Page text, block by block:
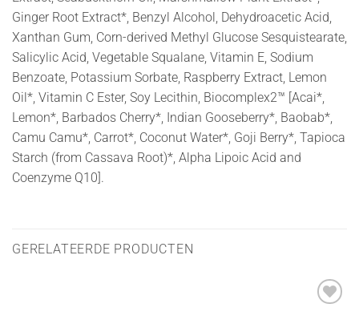
Ginger Root Extract*, Benzyl Alcohol, Dehydroacetic Acid,
Xanthan Gum, Corn-derived Methyl Glucose Sesquistearate,
Salicylic Acid, Vegetable Squalane, Vitamin E, Sodium
Benzoate, Potassium Sorbate, Raspberry Extract, Lemon
Oil*, Vitamin C Ester, Soy Lecithin, Biocomplex2™ [Acai*,
Lemon*, Barbados Cherry*, Indian Gooseberry*, Baobab*,
Camu Camu*, Carrot*, Coconut Water*, Goji Berry*, Tapioca
Starch (from Cassava Root)*, Alpha Lipoic Acid and
Coenzyme Q10].
GERELATEERDE PRODUCTEN